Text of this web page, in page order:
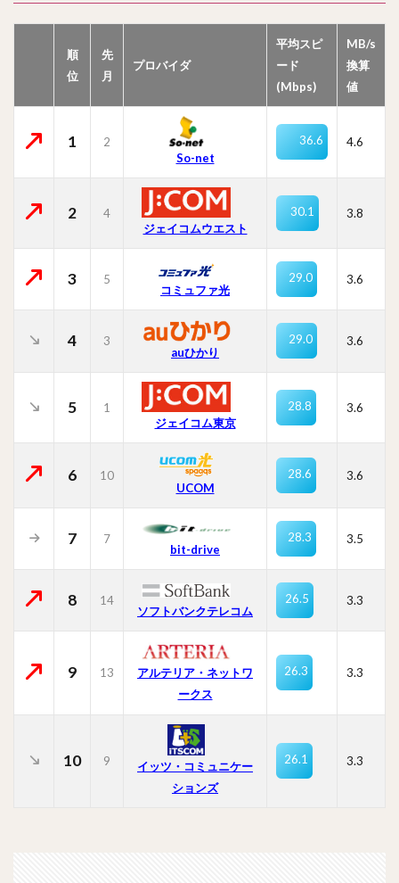
順
位
先
月
プロバイダ
平均スピ
ード
(Mbps)
MB/s
換算
値
1
2
So-net
36.6 4.6
2
4
ジェイコムウエスト
30.1 3.8
3 5
コミュファ光
29.0 3.6
4
3
auひかり
29.0 3.6
5
1
ジェイコム東京
28.8 3.6
6
10
UCOM
28.6 3.6
7 7
bit-drive
28.3 3.5
8 14
ソフトバンクテレコム
26.5 3.3
9 13
アルテリア・ネットワ
ークス
26.3 3.3
10 9
イッツ・コミュニケー
ションズ
26.1 3.3